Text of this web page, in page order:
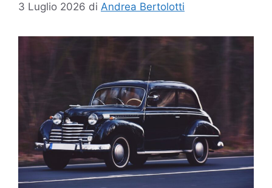
3 Luglio 2026 di Andrea Bertolotti